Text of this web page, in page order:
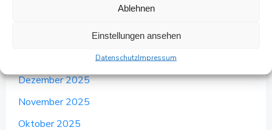
Ablehnen
Einstellungen ansehen
DatenschutzImpressum
Dezember 2025
November 2025
Oktober 2025